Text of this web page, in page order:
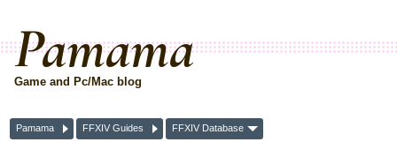
Pamama
Game and Pc/Mac blog
Pamama FFXIV Guides FFXIV Database